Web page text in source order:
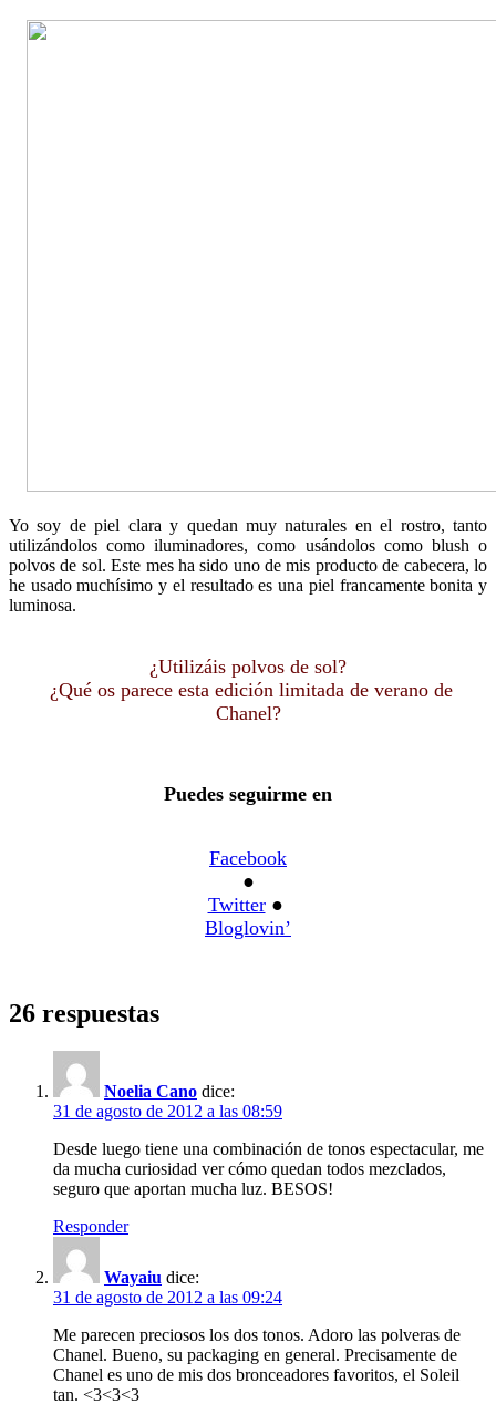
Yo soy de piel clara y quedan muy naturales en el rostro, tanto
utilizándolos como iluminadores, como usándolos como blush o
polvos de sol. Este mes ha sido uno de mis producto de cabecera, lo
he usado muchísimo y el resultado es una piel francamente bonita y
luminosa.
¿Utilizáis polvos de sol?
¿Qué os parece esta edición limitada de verano de
Chanel?
Puedes seguirme en
Facebook
●
Twitter ●
Bloglovin’
26 respuestas
Noelia Cano dice:
31 de agosto de 2012 a las 08:59
Desde luego tiene una combinación de tonos espectacular, me
da mucha curiosidad ver cómo quedan todos mezclados,
seguro que aportan mucha luz. BESOS!
Responder
Wayaiu dice:
31 de agosto de 2012 a las 09:24
Me parecen preciosos los dos tonos. Adoro las polveras de
Chanel. Bueno, su packaging en general. Precisamente de
Chanel es uno de mis dos bronceadores favoritos, el Soleil
tan. <3<3<3